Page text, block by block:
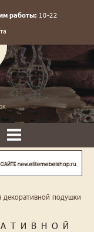
работы: 10-22
декоративной подушки